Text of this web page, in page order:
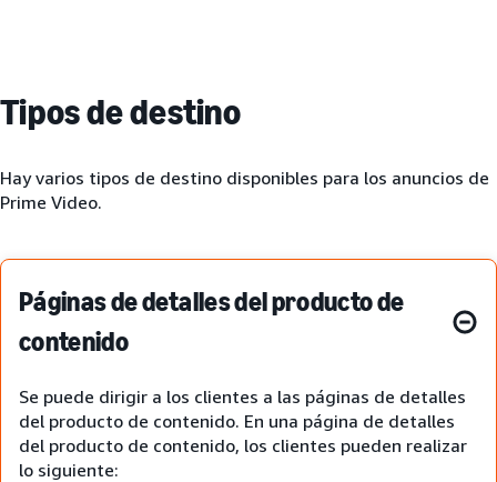
Tipos de destino
Hay varios tipos de destino disponibles para los anuncios de
Prime Video.
Páginas de detalles del producto de
contenido
Se puede dirigir a los clientes a las páginas de detalles
del producto de contenido. En una página de detalles
del producto de contenido, los clientes pueden realizar
lo siguiente: